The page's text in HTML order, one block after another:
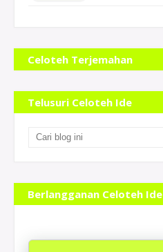
Celoteh Terjemahan
Telusuri Celoteh Ide
Berlangganan Celoteh Ide